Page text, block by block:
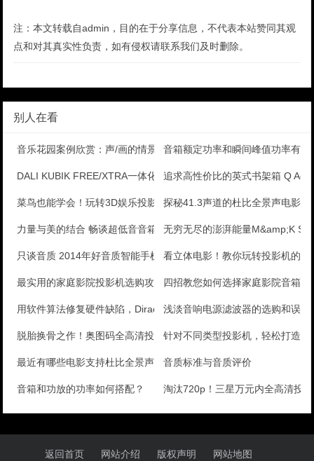
注：本文转载自admin，目的在于分享信息，不代表本站赞同其观
点和对其真实性负责，如有侵权请联系我们及时删除。
别人在看
音乐花园案例欣赏：声/画的情景交融音箱额定功率和瞬间峰值功率有何
DALI KUBIK FREE/XTRA一体化有源音追求高性价比的英式书架箱 Q
菜鸟也能学会！玩转3D娱乐投影机续篇探秘41.3声道的杜比全景声电影
力量与美的结合 畅谈超低音音箱 无穷无尽的澎湃能量M&amp;K
只谈音质 2014年好音质智能手机大盘点看立体电影！教你玩转投影机的
最实用的家庭影院投影机选购攻略四招教您如何选择家庭影院音箱？
用软件算法修复硬件缺陷，Dirac HD Sound浅淡音响电源滤波器的选购和误区
脱胎换骨之作！奥图码全高清投影评测针对不同类型投影机，轻松打造
最近有哪些电影支持杜比全景声 音质标准与音质评价
音箱和功放的功率如何搭配？ 淘汰720p！三星万元内全高清投
返回首页 网站介绍 版权声明 网站地图